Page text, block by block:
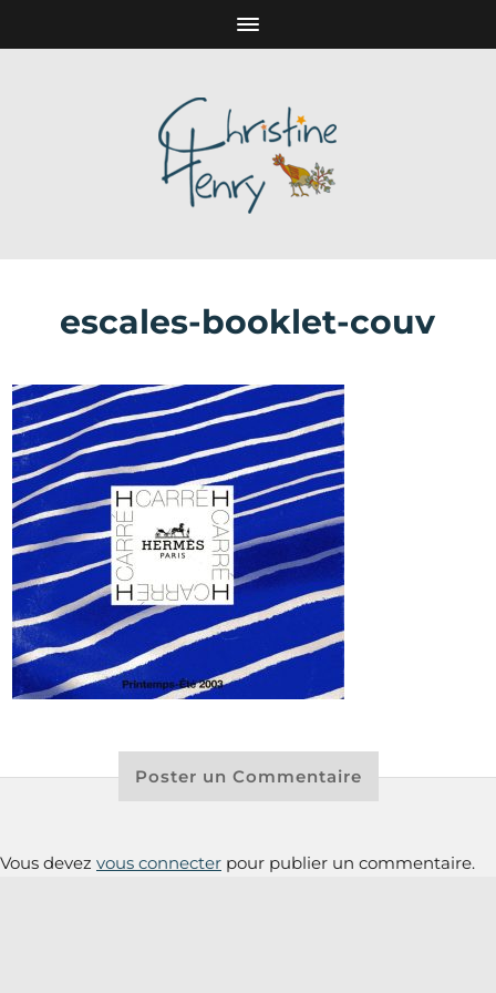
escales-booklet-couv
Poster un Commentaire
Vous devez vous connecter pour publier un commentaire.